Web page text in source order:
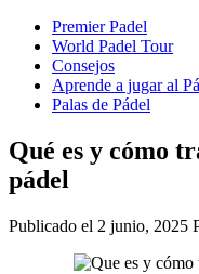
Premier Padel
World Padel Tour
Consejos
Aprende a jugar al
Palas de Pádel
Qué es y cómo
pádel
Publicado el 2 junio, 2025